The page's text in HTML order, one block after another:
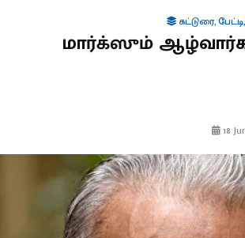
கட்டுரை,பேட்டி,
மார்க்ஸும்
18